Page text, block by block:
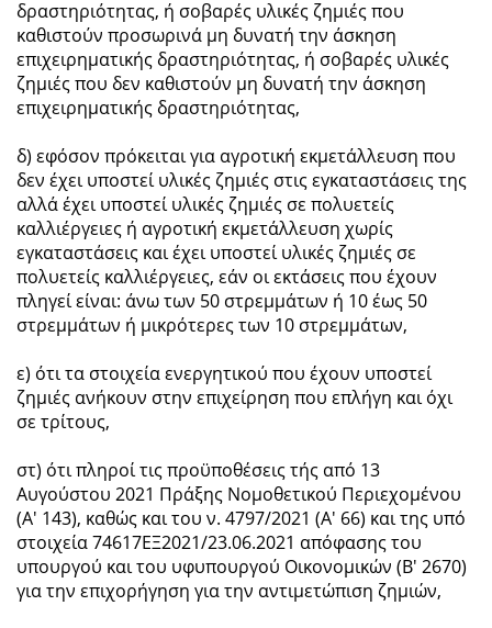
δραστηριότητας, ή σοβαρές υλικές ζημιές που
καθιστούν προσωρινά μη δυνατή την άσκηση
επιχειρηματικής δραστηριότητας, ή σοβαρές υλικές
ζημιές που δεν καθιστούν μη δυνατή την άσκηση
επιχειρηματικής δραστηριότητας,
δ) εφόσον πρόκειται για αγροτική εκμετάλλευση που
δεν έχει υποστεί υλικές ζημιές στις εγκαταστάσεις της
αλλά έχει υποστεί υλικές ζημιές σε πολυετείς
καλλιέργειες ή αγροτική εκμετάλλευση χωρίς
εγκαταστάσεις και έχει υποστεί υλικές ζημιές σε
πολυετείς καλλιέργειες, εάν οι εκτάσεις που έχουν
πληγεί είναι: άνω των 50 στρεμμάτων ή 10 έως 50
στρεμμάτων ή μικρότερες των 10 στρεμμάτων,
ε) ότι τα στοιχεία ενεργητικού που έχουν υποστεί
ζημιές ανήκουν στην επιχείρηση που επλήγη και όχι
σε τρίτους,
στ) ότι πληροί τις προϋποθέσεις τής από 13
Αυγούστου 2021 Πράξης Νομοθετικού Περιεχομένου
(Α' 143), καθώς και του ν. 4797/2021 (Α' 66) και της υπό
στοιχεία 74617ΕΞ2021/23.06.2021 απόφασης του
υπουργού και του υφυπουργού Οικονομικών (Β' 2670)
για την επιχορήγηση για την αντιμετώπιση ζημιών,